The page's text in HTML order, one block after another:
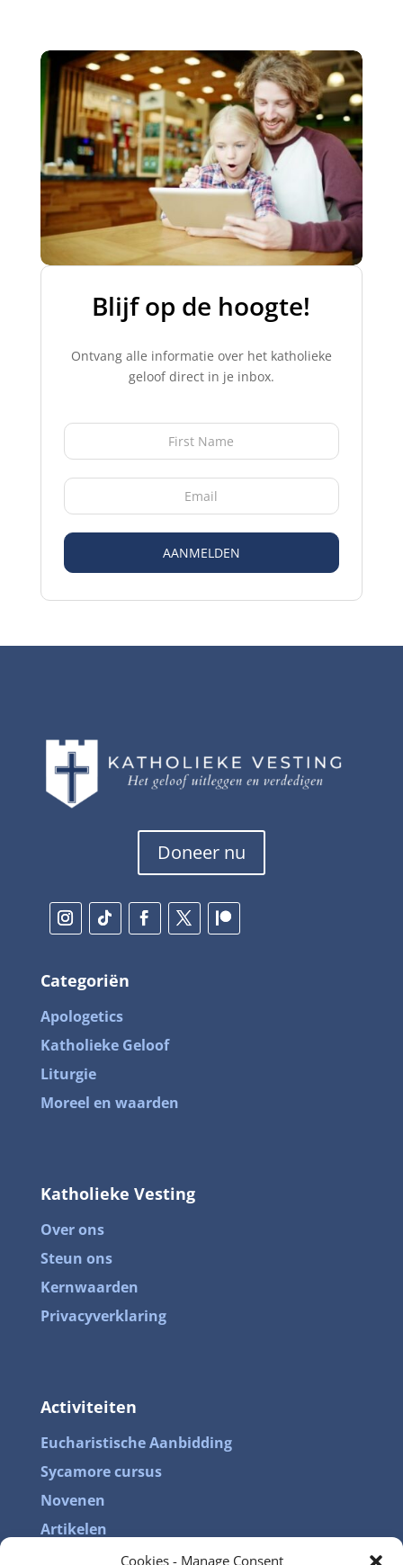
Cookies - Manage Consent
Blijf op de hoogte!​
Ontvang alle informatie over het katholieke
geloof direct in je inbox.
AANMELDEN
Doneer nu
Categoriën
Apologetics
Katholieke Geloof
Liturgie
Moreel en waarden
Katholieke Vesting
Over ons
Steun ons
Kernwaarden
Privacyverklaring
Activiteiten
Eucharistische Aanbidding
Sycamore cursus
Novenen
Artikelen